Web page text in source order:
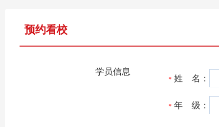
预约看校
学员信息
* 姓 名：
* 年 级：